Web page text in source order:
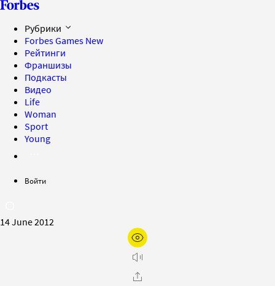
Рубрики
Forbes Games New
Рейтинги
Франшизы
Подкасты
Видео
Life
Woman
Sport
Young
Войти
14 June 2012